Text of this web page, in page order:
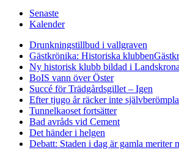
Senaste
Kalender
Drunkningstillbud i vallgraven
Gästkrönika: Historiska klubben
Ny historisk klubb bildad i Landskrona
BoIS vann över Öster
Succé för Trädgårdsgillet – Igen
Efter tjugo år räcker inte självberöm
Tunnelkaoset fortsätter
Bad avråds vid Cement
Det händer i helgen
Debatt: Staden i dag är gamla meriter